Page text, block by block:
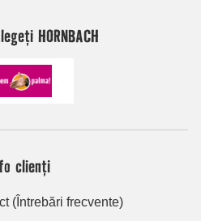
HORNBACH
clienți
(Întrebări frecvente)